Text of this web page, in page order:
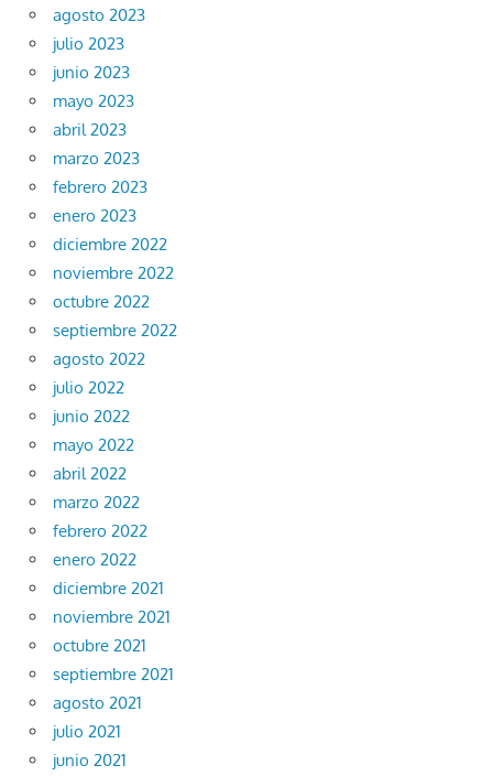
agosto 2023
julio 2023
junio 2023
mayo 2023
abril 2023
marzo 2023
febrero 2023
enero 2023
diciembre 2022
noviembre 2022
octubre 2022
septiembre 2022
agosto 2022
julio 2022
junio 2022
mayo 2022
abril 2022
marzo 2022
febrero 2022
enero 2022
diciembre 2021
noviembre 2021
octubre 2021
septiembre 2021
agosto 2021
julio 2021
junio 2021